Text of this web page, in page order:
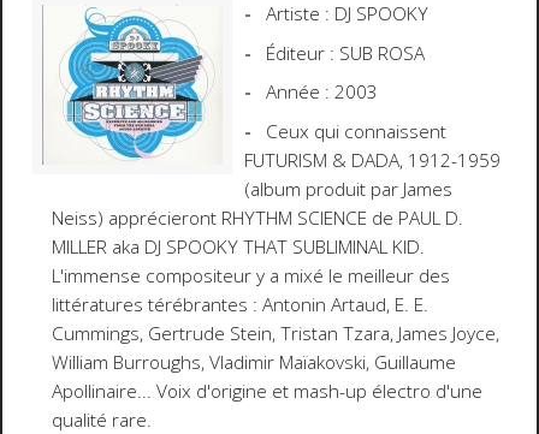
Artiste : DJ SPOOKY
Éditeur : SUB ROSA
Année : 2003
Ceux qui connaissent
FUTURISM & DADA, 1912-1959
(album produit par James
Neiss) apprécieront RHYTHM SCIENCE de PAUL D.
MILLER aka DJ SPOOKY THAT SUBLIMINAL KID.
L'immense compositeur y a mixé le meilleur des
littératures térébrantes : Antonin Artaud, E. E.
Cummings, Gertrude Stein, Tristan Tzara, James Joyce,
William Burroughs, Vladimir Maïakovski, Guillaume
Apollinaire... Voix d'origine et mash-up électro d'une
qualité rare.